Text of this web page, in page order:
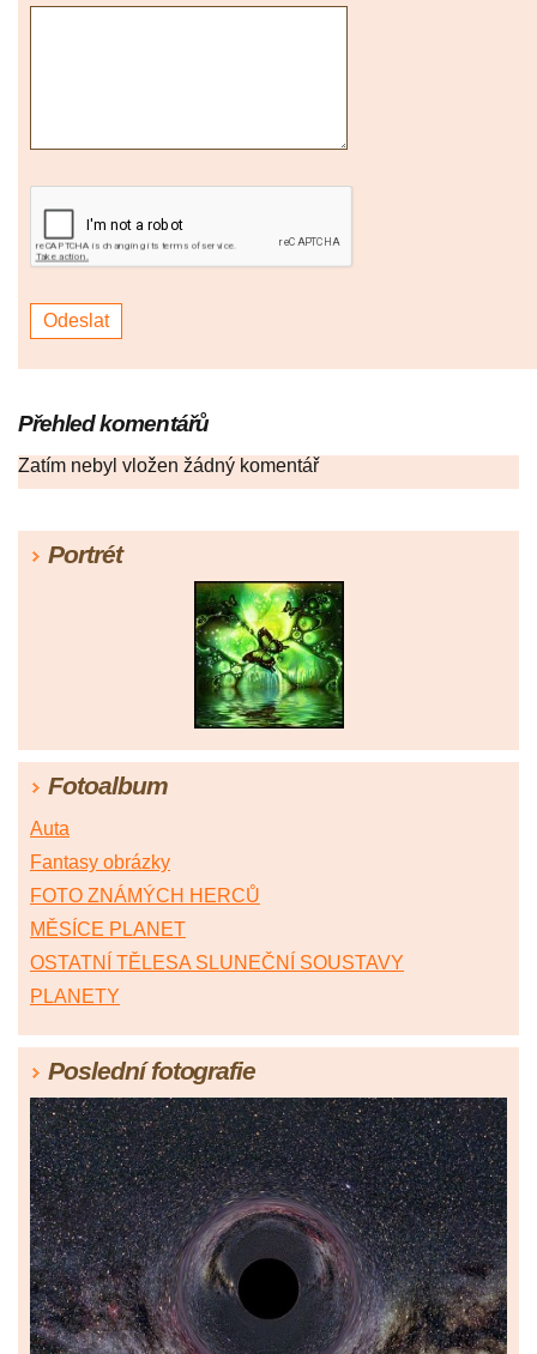
Přehled komentářů
Zatím nebyl vložen žádný komentář
Portrét
Fotoalbum
Auta
Fantasy obrázky
FOTO ZNÁMÝCH HERCŮ
MĚSÍCE PLANET
OSTATNÍ TĚLESA SLUNEČNÍ SOUSTAVY
PLANETY
Poslední fotografie